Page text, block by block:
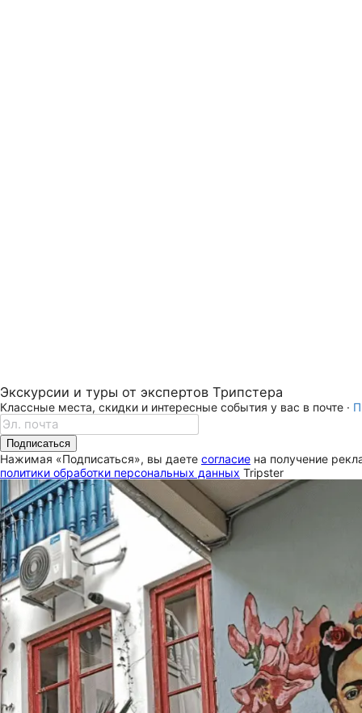
Экскурсии и туры от экспертов Трипстера
Классные места, скидки и интересные события у вас в почте ·
Подписаться
Нажимая «Подписаться», вы даете согласие на получение
политики обработки персональных данных Tripster